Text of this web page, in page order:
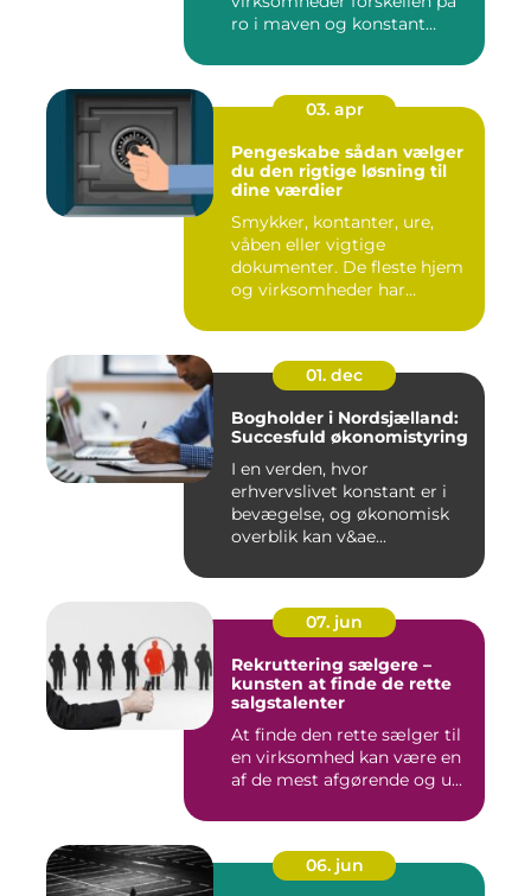
ro i maven og konstant
03. apr
Pengeskabe sådan vælger
du den rigtige løsning til
dine værdier
Smykker, kontanter, ure,
våben eller vigtige
dokumenter. De fleste hjem
og virksomheder har
01. dec
Bogholder i Nordsjælland:
Succesfuld økonomistyring
I en verden, hvor
erhvervslivet konstant er i
bevægelse, og økonomisk
overblik kan v&ae...
07. jun
Rekruttering sælgere –
kunsten at finde de rette
salgstalenter
At finde den rette sælger til
en virksomhed kan være en
af de mest afgørende og u...
06. jun